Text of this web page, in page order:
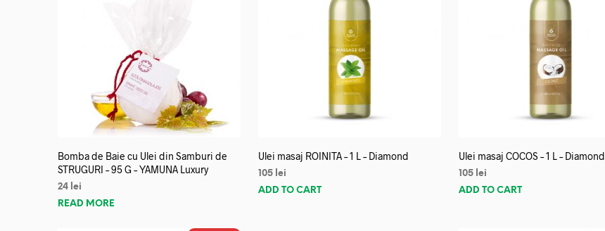
Bomba de Baie cu Ulei din Samburi de
STRUGURI – 95 G – YAMUNA Luxury
24 lei
READ MORE
Ulei masaj ROINITA – 1 L – Diamond
105 lei
ADD TO CART
Ulei masaj COCOS – 1 L – Diamond
105 lei
ADD TO CART